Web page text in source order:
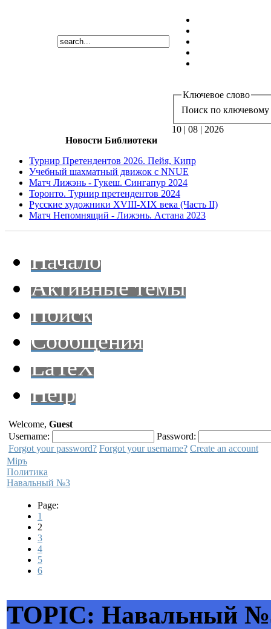
Ключевое слово
Поиск по ключевому
10 | 08 | 2026
Новости Библиотеки
Турнир Претендентов 2026. Пейя, Кипр
Учебный шахматный движок с NNUE
Матч Лижэнь - Гукеш. Сингапур 2024
Торонто. Турнир претендентов 2024
Русские художники XVIII-XIX века (Часть II)
Матч Непомнящий - Лижэнь. Астана 2023
Начало
Активные темы
Поиск
Сообщения
LaTeX
Help
Welcome, Guest
Username:
Password:
Forgot your password? Forgot your username? Create an account
Мiръ
Политика
Навальный №3
Page:
1
2
3
4
5
6
TOPIC: Навальный